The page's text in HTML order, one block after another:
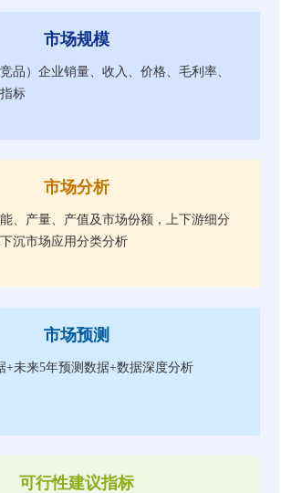
市场规模
品）企业销量、收入、价格、毛利率、
标
市场分析
、产量、产值及市场份额，上下游细分
沉市场应用分类分析
市场预测
+未来5年预测数据+数据深度分析
可行性建议指标